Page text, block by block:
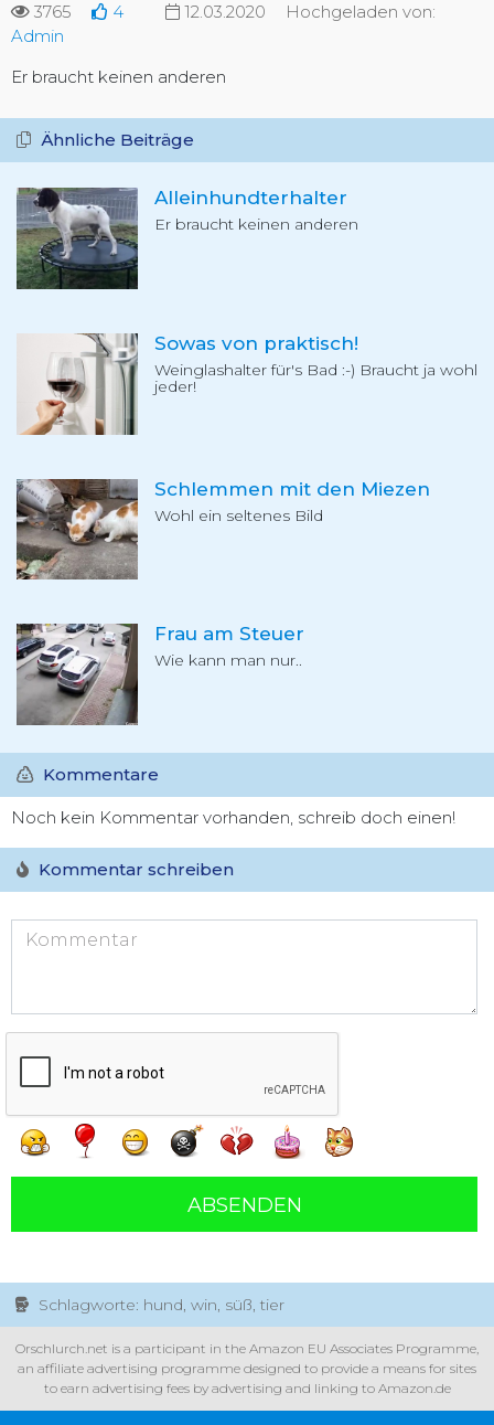
3765 4 12.03.2020
Hochgeladen von:
Admin
Er braucht keinen anderen
Ähnliche Beiträge
Alleinhundterhalter
Er braucht keinen anderen
Sowas von praktisch!
Weinglashalter für's Bad :-) Braucht ja wohl
jeder!
Schlemmen mit den Miezen
Wohl ein seltenes Bild
Frau am Steuer
Wie kann man nur..
Kommentare
Noch kein Kommentar vorhanden, schreib doch einen!
Kommentar schreiben
ABSENDEN
Schlagworte: hund, win, süß, tier
Orschlurch.net is a participant in the Amazon EU Associates Programme,
an affiliate advertising programme designed to provide a means for sites
to earn advertising fees by advertising and linking to Amazon.de